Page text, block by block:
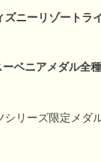
ニーリゾートラ
ベニアメダル全
リーズ限定メダ